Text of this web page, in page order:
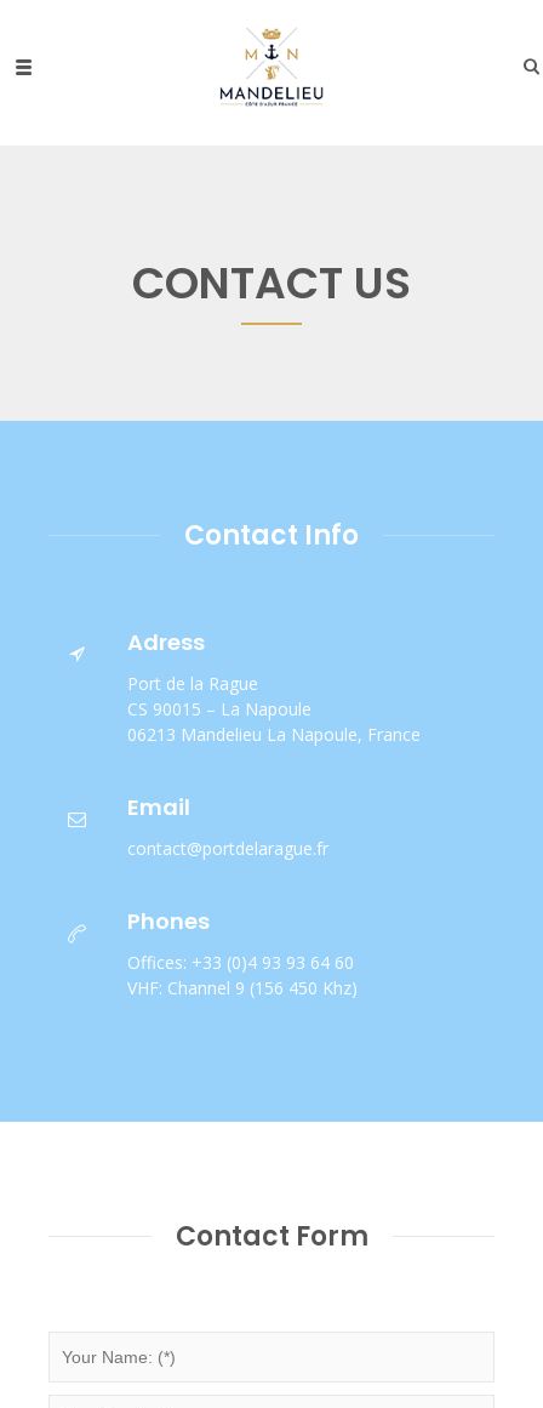
CONTACT US
Contact Info
Adress
Port de la Rague
CS 90015 – La Napoule
06213 Mandelieu La Napoule, France
Email
contact@portdelarague.fr
Phones
Offices: +33 (0)4 93 93 64 60
VHF: Channel 9 (156 450 Khz)
Contact Form